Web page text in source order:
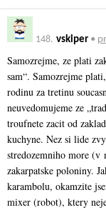
148. vskiper •
Samozrejme, ze plati
sam“. Samozrejme
rodinu za tretinu
neuvedomujeme ze
troufnete zacit od
kuchyne. Nez si lide
stredozemniho more (v
zakarpatske poloniny.
karambolu, okamzite
mixer (robot), ktery